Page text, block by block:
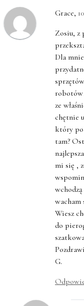
Grace,
Zosiu, z
Dla
ze
chętnie
który
tam?
mi się ,
wacham
Wiesz
do
G.